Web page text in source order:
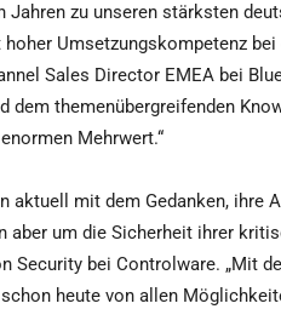
Jahren zu unseren stärksten
Umsetzungskompetenz bei
Sales Director EMEA bei
dem themenübergreifenden
Mehrwert.“
aktuell mit dem Gedanken, ihre
aber um die Sicherheit ihrer
Security bei Controlware. „Mit
heute von allen